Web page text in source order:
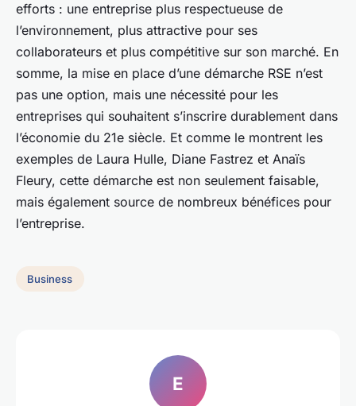
efforts : une entreprise plus respectueuse de
l’environnement, plus attractive pour ses
collaborateurs et plus compétitive sur son marché. En
somme, la mise en place d’une démarche RSE n’est
pas une option, mais une nécessité pour les
entreprises qui souhaitent s’inscrire durablement dans
l’économie du 21e siècle. Et comme le montrent les
exemples de Laura Hulle, Diane Fastrez et Anaïs
Fleury, cette démarche est non seulement faisable,
mais également source de nombreux bénéfices pour
l’entreprise.
Business
E